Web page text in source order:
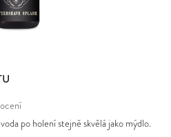
po holení stejně skvělá jako mýdlo.